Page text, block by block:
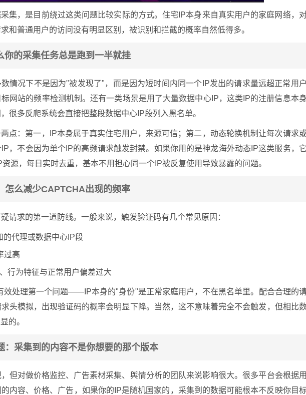
集，是目前绕过这类问题比较实际的方式。住宅IP本身来自真实用户的家庭网络，
和普通用户的访问没有明显区别，被识别和拦截的概率自然低得多。
你的采集任务总是跑到一半就挂
情况下不是因为"被发现了"，而是因为短时间内同一个IP发出的请求量远超正常用户
网站的频率检测机制。还有一类场景是用了大量数据中心IP，这类IP的注册信息本身
很多反爬系统会直接把整段数据中心IP段列入黑名单。
点：第一，IP本身属于真实住宅用户，来源可信；第二，动态轮换机制让每次请求
，不会因为单个IP的高频请求触发封禁。如果你用的是神龙海外动态IP这类服务，它
源，每日实时去重，基本不用担心同一个IP被反复使用导致暴露的问题。
怎么减少CAPTCHA出现的频率
请求的第一道防线。一般来说，触发验证码有几个常见原因：
的代理或数据中心IP段
过高
行为特征与正常用户偏差过大
效处理第一个问题——IP本身的"身份"是正常家庭用户，不在黑名单里。配合合理的
头模拟，出现验证码的概率会明显下降。当然，这不意味着完全不会触发，但相比
的。
：采集到的内容不是你想要的那个版本
但对做价格监控、广告素材采集、舆情分析的团队来说影响很大。很多平台会根据用
内容、价格、广告，如果你的IP是随机国家的，采集到的数据可能根本不反映你目